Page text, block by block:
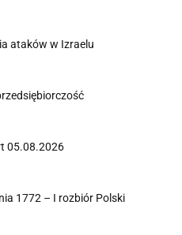
ataków w Izraelu
05.08.2026
1772 – I rozbiór Polski